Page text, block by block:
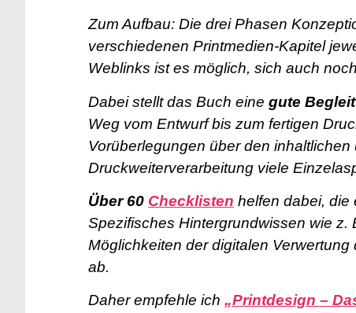
Zum Aufbau: Die drei Phasen
verschiedenen Printmedien-Kapitel
Weblinks ist es möglich, sich auch
Dabei stellt das Buch eine gute
Weg vom Entwurf bis zum fertigen
Vorüberlegungen über den
Druckweiterverarbeitung viele
Über 60 Checklisten helfen dabei, die
Spezifisches Hintergrundwissen wie
Möglichkeiten der digitalen
ab.
Daher empfehle ich „Printdesign –